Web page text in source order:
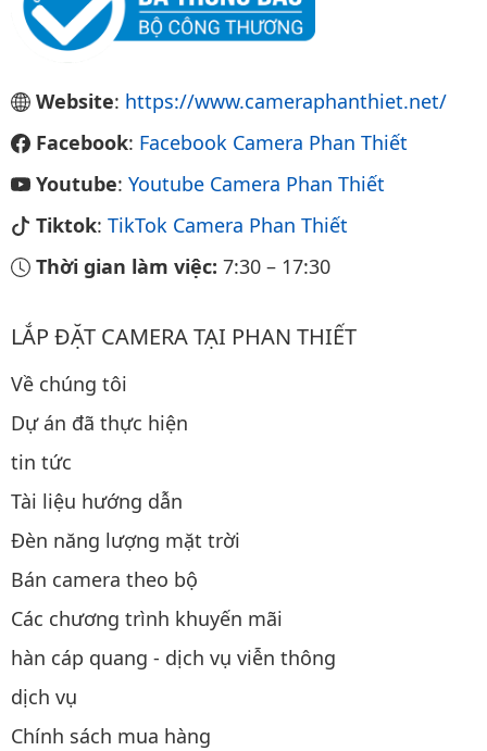
Website: https://www.cameraphanthiet.net/
Facebook: Facebook Camera Phan Thiết
Youtube: Youtube Camera Phan Thiết
Tiktok: TikTok Camera Phan Thiết
Thời gian làm việc: 7:30 – 17:30
LẮP ĐẶT CAMERA TẠI PHAN THIẾT
Về chúng tôi
Dự án đã thực hiện
tin tức
Tài liệu hướng dẫn
Đèn năng lượng mặt trời
Bán camera theo bộ
Các chương trình khuyến mãi
hàn cáp quang - dịch vụ viễn thông
dịch vụ
Chính sách mua hàng